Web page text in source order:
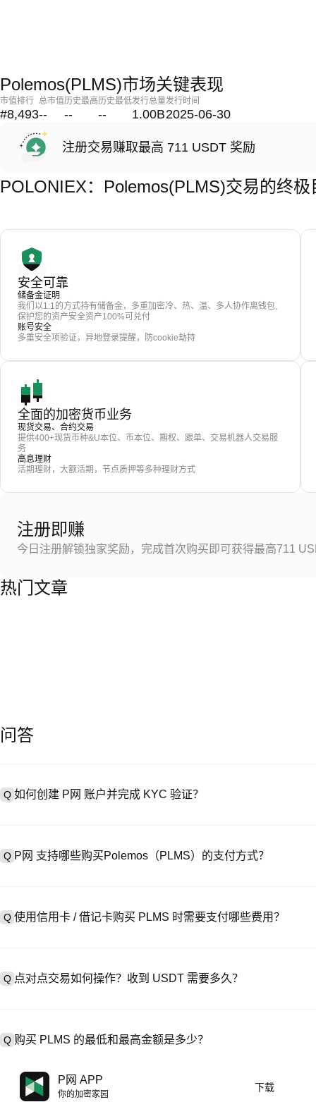
Polemos(PLMS)市场关键表现
市值排行
#8,493
总市值
--
历史最高
--
历史最低
--
发行总量
1.00B
发行时间
2025-06-30
注册交易赚取最高 711 USDT 奖励
POLONIEX：Polemos(PLMS)交易的终极
安全可靠
储备金证明
我们以1:1的方式持有储备金，多重加密冷、热、温、多人协作离钱包,
保护您的资产安全资产100%可兑付
账号安全
多重安全项验证，异地登录提醒，防cookie劫持
全面的加密货币业务
现货交易、合约交易
提供400+现货币种&U本位、币本位、期权、跟单、交易机器人交易服
务
高息理财
活期理财，大额活期，节点质押等多种理财方式
注册即赚
今日注册解锁独家奖励，完成首次购买即可获得最高711
热门文章
问答
Q 如何创建 P网 账户并完成 KYC 验证？
Q P网 支持哪些购买Polemos（PLMS）的支付方式？
易，提供定制报价。
Q 使用信用卡 / 借记卡购买 PLMS 时需要支付哪些费用？
Q 点对点交易如何操作？收到 USDT 需要多久？
Q 购买 PLMS 的最低和最高金额是多少？
最低和最高限额因购买方式和验证等级而异。信用卡 / 借记卡最低
常起价 10 美元）；银行转账最低存款多为 100 美元。操作前请查看
P网 APP
你的加密家园
下载